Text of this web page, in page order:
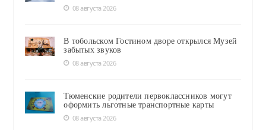
08 августа 2026
В тобольском Гостином дворе открылся Музей
забытых звуков
08 августа 2026
Тюменские родители первоклассников могут
оформить льготные транспортные карты
08 августа 2026